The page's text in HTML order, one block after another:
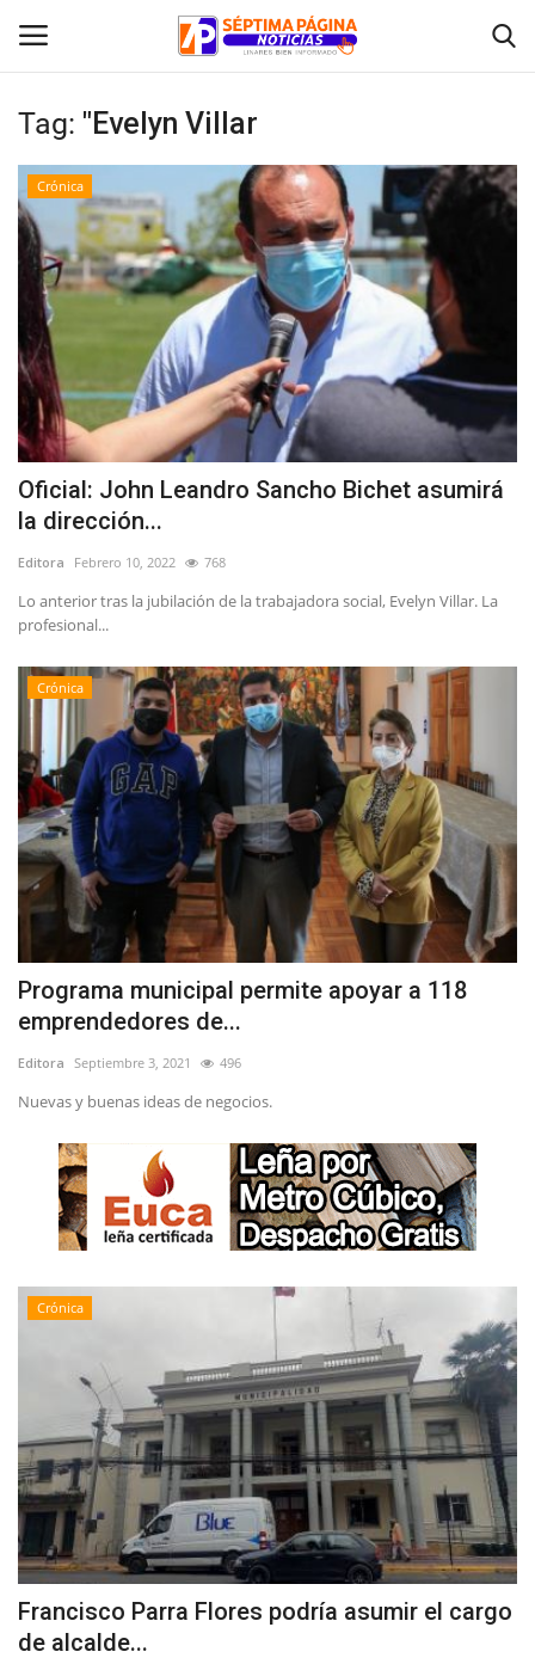
Inicio
Crónica
Policial
Tribunales
Deporte
Política
Espectáculos
Tag: "Evelyn Villar
Crónica
Oficial: John Leandro Sancho Bichet asumirá
la dirección...
Editora Febrero 10, 2022 768
Lo anterior tras la jubilación de la trabajadora social, Evelyn Villar. La
profesional...
Crónica
Programa municipal permite apoyar a 118
emprendedores de...
Editora Septiembre 3, 2021 496
Nuevas y buenas ideas de negocios.
Crónica
Francisco Parra Flores podría asumir el cargo
de alcalde...